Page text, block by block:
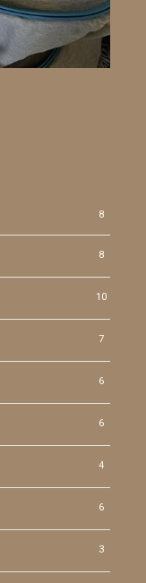
8
8
10
7
6
6
4
6
3